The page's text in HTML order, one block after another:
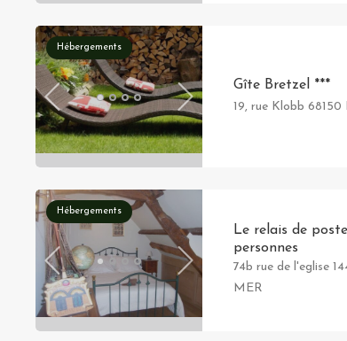
Hébergements
Gîte Bretzel ***
19, rue Klobb 68150
Hébergements
Le relais de
personnes
74b rue de l'eglise
MER